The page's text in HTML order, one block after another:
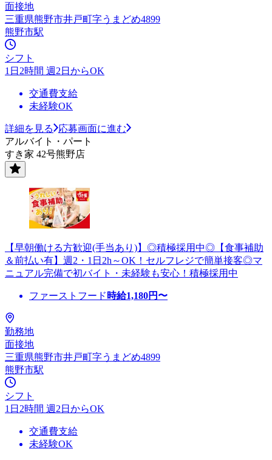
面接地
三重県熊野市井戸町字うまどめ4899
熊野市駅
シフト
1日2時間 週2日からOK
交通費支給
未経験OK
詳細を見る
応募画面に進む
アルバイト・パート
すき家 42号熊野店
【早朝働ける方歓迎(手当あり)】◎積極採用中◎【食事補助
＆前払い有】週2・1日2h～OK！セルフレジで簡単接客◎マ
ニュアル完備で初バイト・未経験も安心！積極採用中
ファーストフード 時給1,180円〜
勤務地
面接地
三重県熊野市井戸町字うまどめ4899
熊野市駅
シフト
1日2時間 週2日からOK
交通費支給
未経験OK